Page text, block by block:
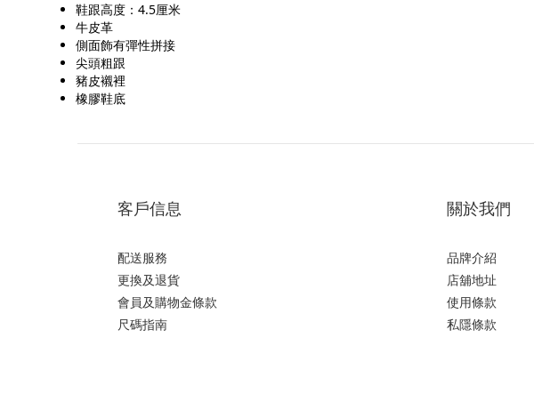
鞋跟高度：4.5厘米
牛皮革
側面飾有彈性拼接
尖頭粗跟
豬皮襯裡
橡膠鞋底
客戶信息
配送服務
更換及退貨
會員及購物金條款
尺碼指南
關於我們
品牌介紹
店舖地址
使用條款
私隱條款